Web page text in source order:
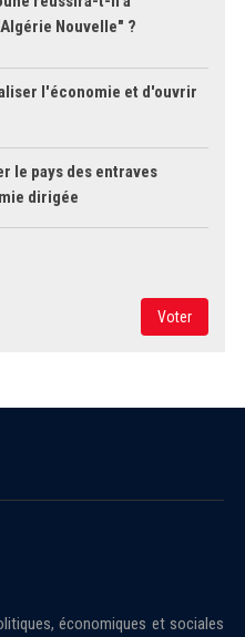
Nouvelle" ?
l'économie et d'ouvrir
le pays des entraves
dirigée
Voter
économiques et sociales